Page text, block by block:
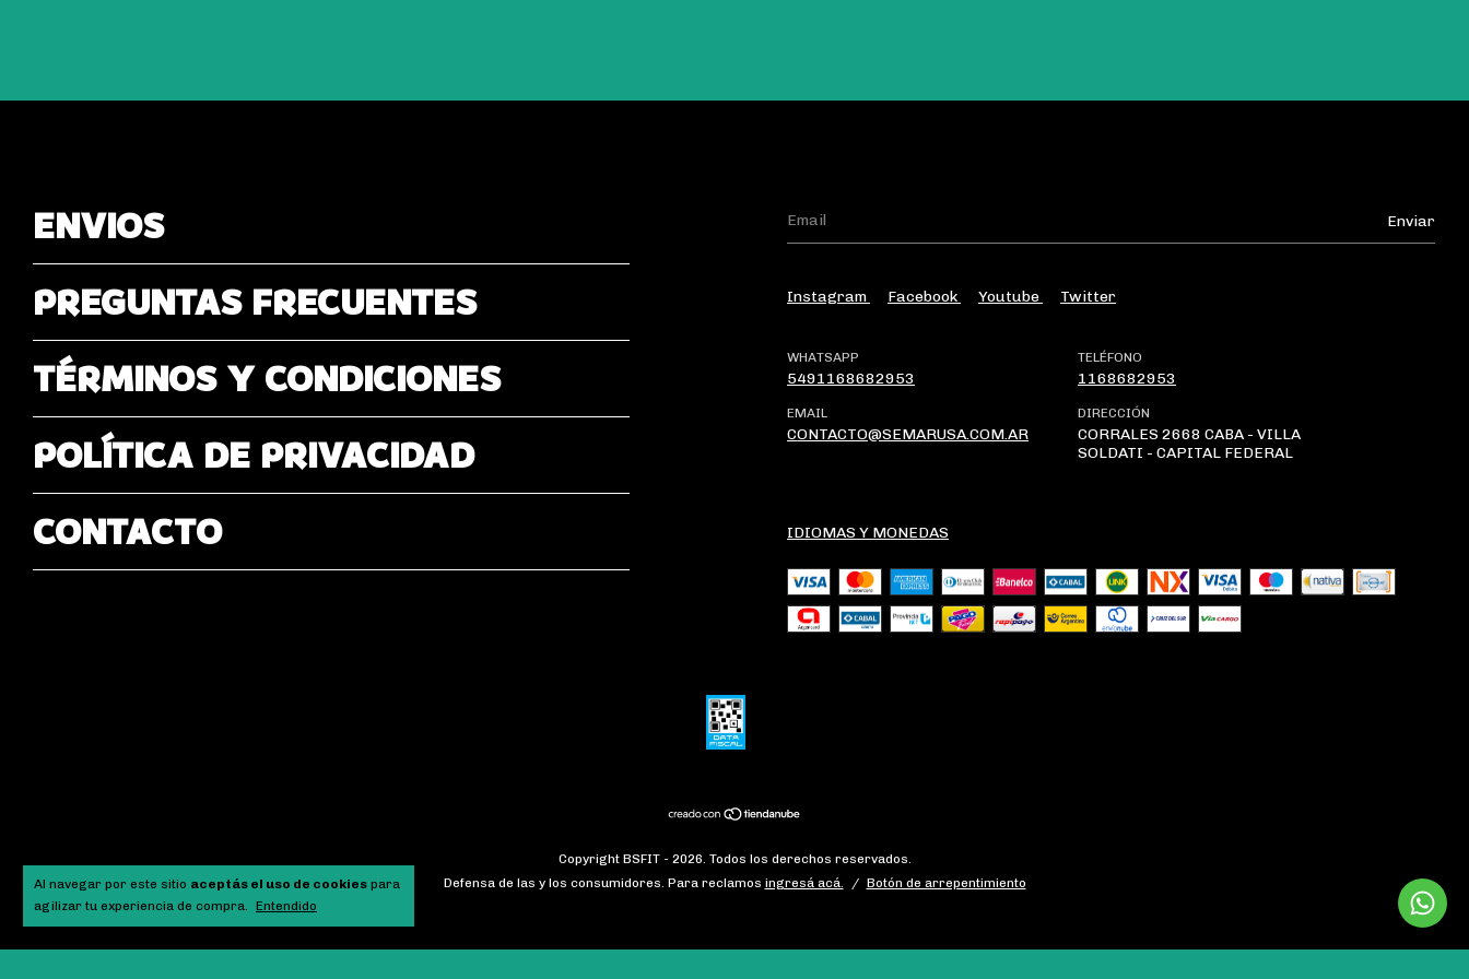
Al navegar por este sitio aceptás el uso de cookies para
agilizar tu experiencia de compra. Entendido
ENVIOS
PREGUNTAS FRECUENTES
TÉRMINOS Y CONDICIONES
POLÍTICA DE PRIVACIDAD
CONTACTO
Instagram Facebook Youtube Twitter
WHATSAPP
5491168682953
TELÉFONO
1168682953
EMAIL
CONTACTO@SEMARUSA.COM.AR
DIRECCIÓN
CORRALES 2668 CABA - VILLA
SOLDATI - CAPITAL FEDERAL
IDIOMAS Y MONEDAS
Copyright BSFIT - 2026. Todos los derechos reservados.
Defensa de las y los consumidores. Para reclamos ingresá acá. / Botón de arrepentimiento